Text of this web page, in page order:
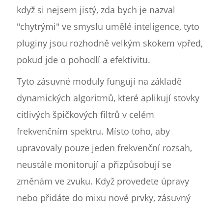
když si nejsem jistý, zda bych je nazval
"chytrými" ve smyslu umělé inteligence, tyto
pluginy jsou rozhodně velkým skokem vpřed,
pokud jde o pohodlí a efektivitu.
Tyto zásuvné moduly fungují na základě
dynamických algoritmů, které aplikují stovky
citlivých špičkových filtrů v celém
frekvenčním spektru. Místo toho, aby
upravovaly pouze jeden frekvenční rozsah,
neustále monitorují a přizpůsobují se
změnám ve zvuku. Když provedete úpravy
nebo přidáte do mixu nové prvky, zásuvný